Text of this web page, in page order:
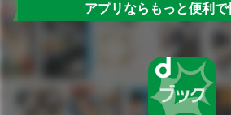
アプリならもっと便利で